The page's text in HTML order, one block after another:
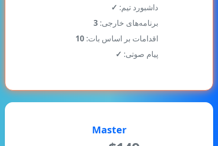
برنامه‌های خارجی:
اقدامات بر اساس بات:
پیام صوتی:✓
$149
/month